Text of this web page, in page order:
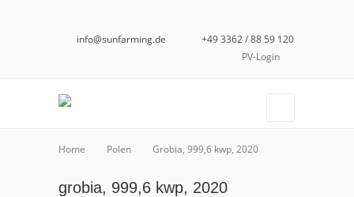
info@sunfarming.de
+49 3362 / 88 59 120
PV-Login
Home Polen Grobia, 999,6 kwp, 2020
grobia, 999,6 kwp, 2020